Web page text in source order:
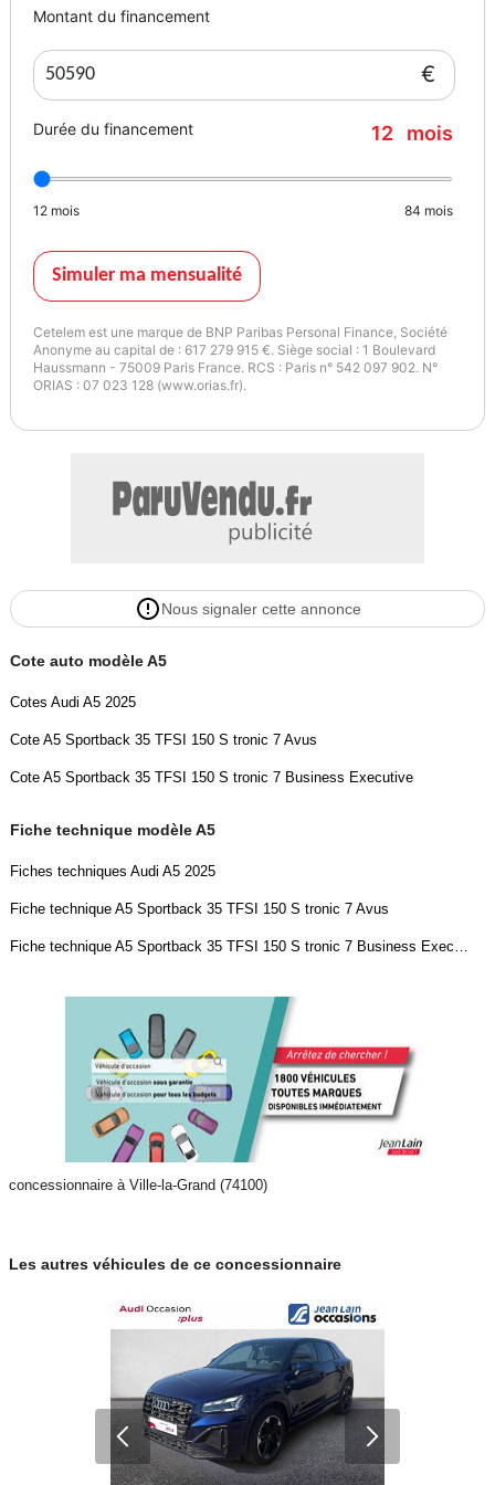
Vignette Crit’Air
Montant du financement
€
Durée du financement 12 mois
12 mois 84 mois
Simuler ma mensualité
Cetelem est une marque de BNP Paribas Personal Finance, Société
Anonyme au capital de : 617 279 915 €. Siège social : 1 Boulevard
Haussmann - 75009 Paris France. RCS : Paris n° 542 097 902. N°
ORIAS : 07 023 128 (www.orias.fr).
Nous signaler cette annonce
Cote auto modèle A5
Cotes Audi A5 2025
Cote A5 Sportback 35 TFSI 150 S tronic 7 Avus
Cote A5 Sportback 35 TFSI 150 S tronic 7 Business Executive
Fiche technique modèle A5
Fiches techniques Audi A5 2025
Fiche technique A5 Sportback 35 TFSI 150 S tronic 7 Avus
Fiche technique A5 Sportback 35 TFSI 150 S tronic 7 Business Executive
concessionnaire à Ville-la-Grand (74100)
Les autres véhicules de ce concessionnaire